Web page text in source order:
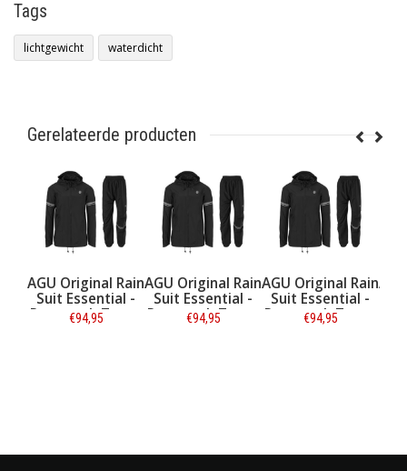
Tags
lichtgewicht waterdicht
Gerelateerde producten
AGU Original Rain
Suit Essential -
Regenpak Zwart
- Maat L
€94,95
AGU Original Rain
Suit Essential -
Regenpak Zwart
- Maat S
€94,95
AGU Original Rain
Suit Essential -
Regenpak Zwart
- Maat XXL
€94,95